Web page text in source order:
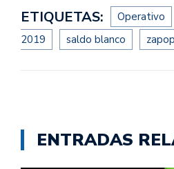
ETIQUETAS: Operativo
2019
saldo blanco
ENTRADAS